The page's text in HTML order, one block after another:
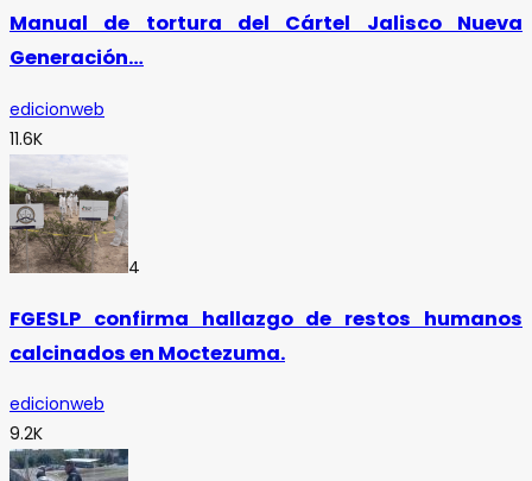
Manual de tortura del Cártel Jalisco Nueva
Generación…
edicionweb
11.6K
4
FGESLP confirma hallazgo de restos humanos
calcinados en Moctezuma.
edicionweb
9.2K